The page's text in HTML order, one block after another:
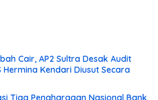
Cair, AP2 Sultra Desak Audit
Hermina Kendari Diusut Secara
Tiga Penghargaan Nasional Bank